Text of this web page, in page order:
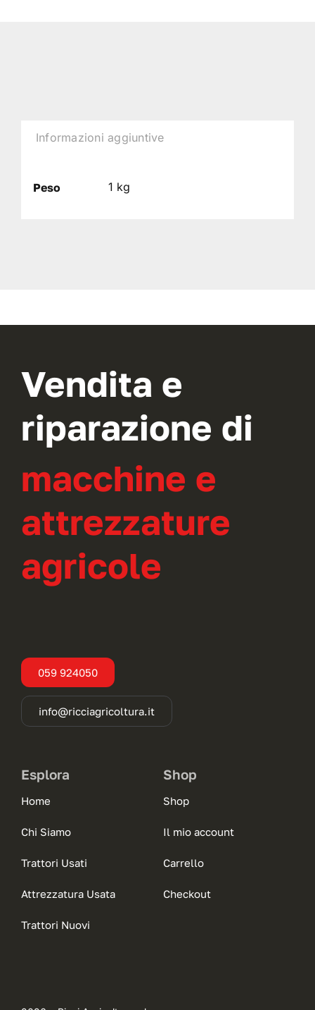
Informazioni aggiuntive
Peso 1 kg
Vendita e
riparazione di
macchine e
attrezzature
agricole
059 924050
info@ricciagricoltura.it
Esplora
Home
Chi Siamo
Trattori Usati
Attrezzatura Usata
Trattori Nuovi
Shop
Shop
Il mio account
Carrello
Checkout